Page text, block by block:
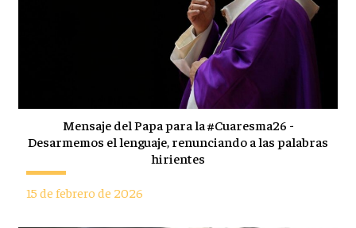
Mensaje del Papa para la #Cuaresma26 -
Desarmemos el lenguaje, renunciando a las palabras
hirientes
15 de febrero de 2026